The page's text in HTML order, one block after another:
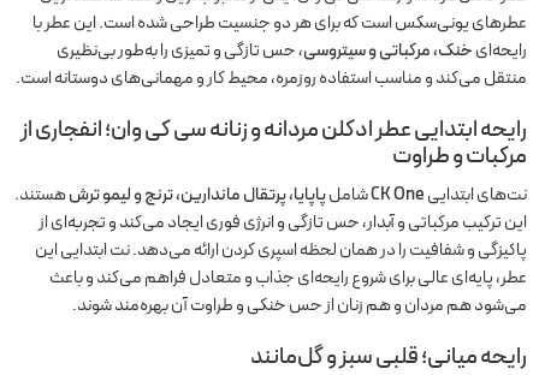
عطرهای یونی‌سکس است که برای هر دو جنسیت طراحی شده است. این عطر با
رایحه‌ایخنک، مرکباتی و سیتروسی، حس تازگی و تمیزی را به‌طور بی‌نظیری
منتقل می‌کند و مناسب استفاده روزمره، محیط کار و مهمانی‌های دوستانه است.
رایحه ابتدایی عطر ادکلن مردانه و زنانه سی کی وان؛ انفجاری از
مرکبات و طراوت
نت‌های ابتداییCK Oneشاملپاپایا، پرتقال ماندارین، ترنج و لیمو ترشهستند.
این ترکیب مرکباتی و آبدار، حس تازگی و انرژی فوری ایجاد می‌کند و تجربه‌ای از
پاکیزگی و شفافیت را در همان لحظه اسپری کردن ارائه می‌دهد. نت ابتدایی این
عطر، پایه‌ای عالی برای شروع رایحه‌ای جذاب و متعادل فراهم می‌کند و باعث
می‌شود هم مردان و هم زنان از حس خنکی و طراوت آن بهره‌مند شوند.
رایحه میانی؛ قلبی سبز و گل‌مانند